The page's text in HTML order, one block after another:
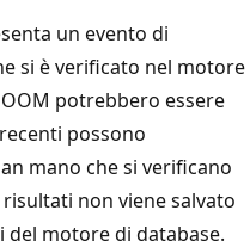
un evento di
si è verificato nel motore
potrebbero essere
possono
mano che si verificano
non viene salvato
motore di database.